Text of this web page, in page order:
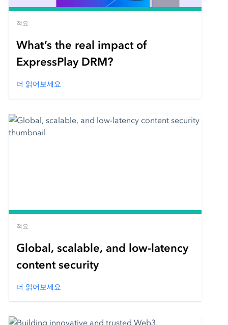
적요
What’s the real impact of
ExpressPlay DRM?
더 읽어보세요
적요
Global, scalable, and low-latency
content security
더 읽어보세요